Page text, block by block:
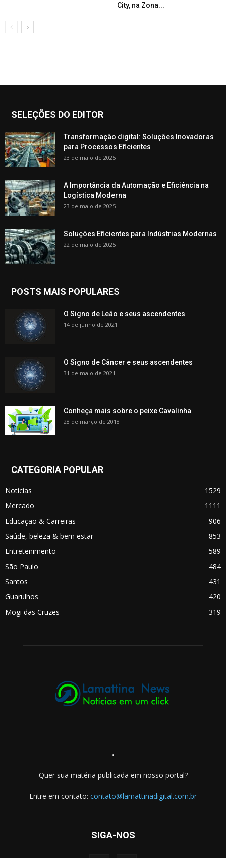
City, na Zona...
SELEÇÕES DO EDITOR
Transformação digital: Soluções Inovadoras
para Processos Eficientes
23 de maio de 2025
A Importância da Automação e Eficiência na
Logística Moderna
23 de maio de 2025
Soluções Eficientes para Indústrias Modernas
22 de maio de 2025
POSTS MAIS POPULARES
O Signo de Leão e seus ascendentes
14 de junho de 2021
O Signo de Câncer e seus ascendentes
31 de maio de 2021
Conheça mais sobre o peixe Cavalinha
28 de março de 2018
CATEGORIA POPULAR
Notícias
1529
Mercado
1111
Educação & Carreiras
906
Saúde, beleza & bem estar
853
Entretenimento
589
São Paulo
484
Santos
431
Guarulhos
420
Mogi das Cruzes
319
.
Quer sua matéria publicada em nosso portal?
Entre em contato: contato@lamattinadigital.com.br
SIGA-NOS